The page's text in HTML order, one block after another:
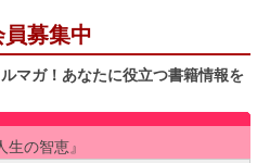
募集中
マガ！あなたに役立つ書籍情報を
の智恵』